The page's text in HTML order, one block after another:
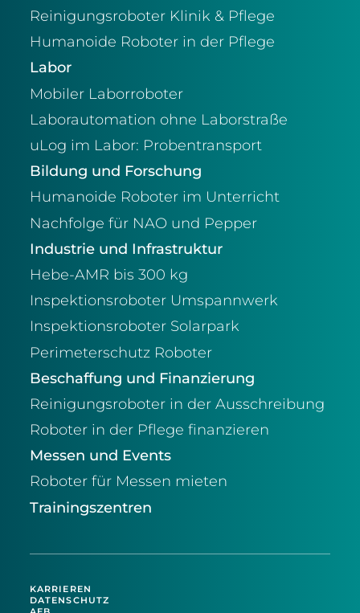
Reinigungsroboter Klinik & Pflege
Humanoide Roboter in der Pflege
Labor
Mobiler Laborroboter
Laborautomation ohne Laborstraße
uLog im Labor: Probentransport
Bildung und Forschung
Humanoide Roboter im Unterricht
Nachfolge für NAO und Pepper
Industrie und Infrastruktur
Hebe-AMR bis 300 kg
Inspektionsroboter Umspannwerk
Inspektionsroboter Solarpark
Perimeterschutz Roboter
Beschaffung und Finanzierung
Reinigungsroboter in der Ausschreibung
Roboter in der Pflege finanzieren
Messen und Events
Roboter für Messen mieten
Trainingszentren
KARRIEREN
DATENSCHUTZ